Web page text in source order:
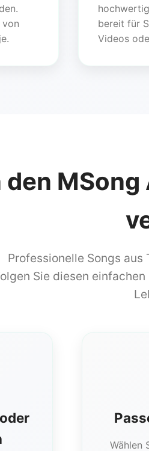
von
bereit für
Videos
den
Professionelle Songs
Sie diesen
Wählen